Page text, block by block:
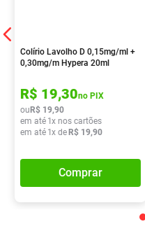
Colírio Lavolho D 0,15mg/ml +
0,30mg/m Hypera 20ml
R$ 19,30no PIX
ou R$ 19,90
em até 1x nos cartões
em até 1x de R$ 19,90
Comprar